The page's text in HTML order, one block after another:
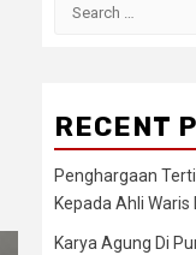
RECENT
Penghargaan
Kepada Ahli Waris
Karya Agung Di